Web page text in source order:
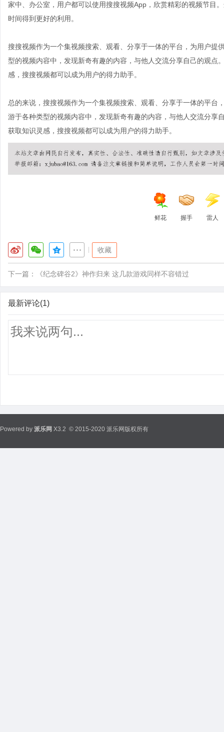
家中、办公室，用户都可以使用搜搜视频App，欣赏精彩的视频节目
时间得到更好的利用。
搜搜视频作为一个集视频搜索、观看、分享于一体的平台，为用户提
型的视频内容中，发现新奇有趣的内容，与他人交流分享自己的观点
感，搜搜视频都可以成为用户的得力助手。
总的来说，搜搜视频作为一个集视频搜索、观看、分享于一体的平
游于各种类型的视频内容中，发现新奇有趣的内容，与他人交流分享
获取知识灵感，搜搜视频都可以成为用户的得力助手。
鲜花 握手 雷人
收藏
下一篇： 《纪念碑谷2》神作归来 这几款游戏同样不容错过
最新评论(1)
Powered by 派乐网 X3.2 © 2015-2020 派乐网版权所有